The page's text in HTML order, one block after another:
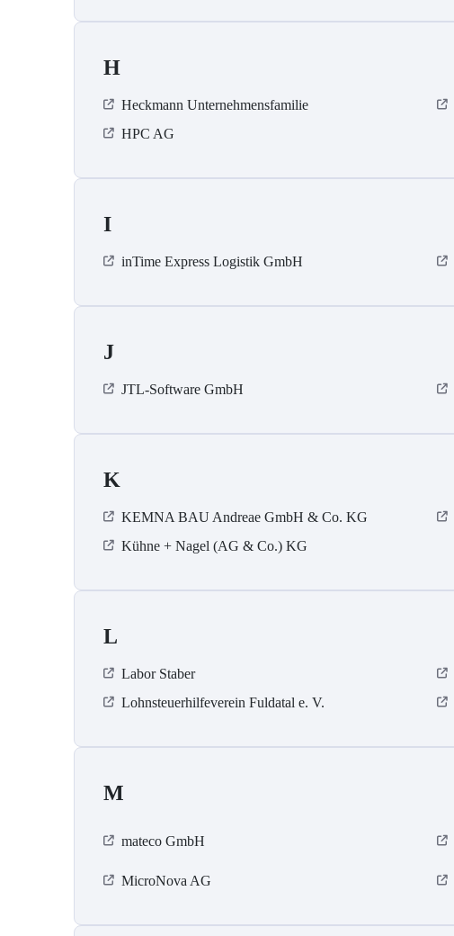
H
Heckmann Unternehmensfamilie
HPC AG
I
inTime Express Logistik GmbH
J
JTL-Software GmbH
K
KEMNA BAU Andreae GmbH & Co. KG
Kühne + Nagel (AG & Co.) KG
L
Labor Staber
Lohnsteuerhilfeverein Fuldatal e. V.
M
mateco GmbH
MicroNova AG